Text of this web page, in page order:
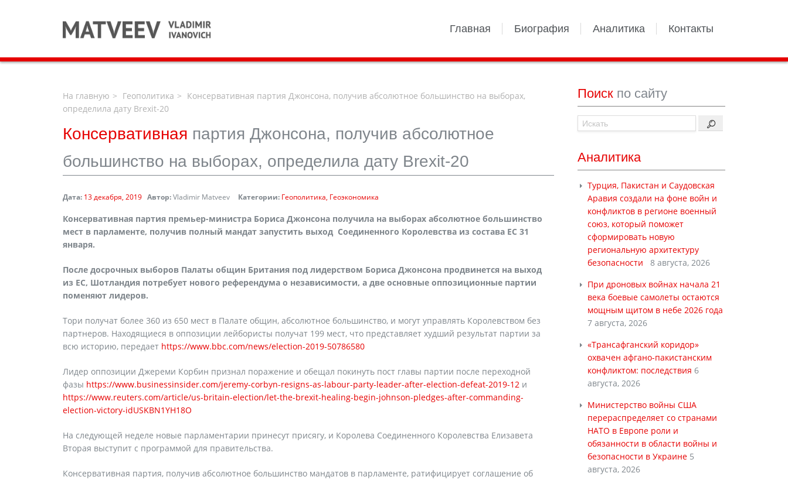
Главная Биография Аналитика Контакты
На главную Геополитика
Консервативная партия Джонсона, получив абсолютное большинство на выборах,
определила дату Brexit-20
Консервативная партия Джонсона, получив абсолютное
большинство на выборах, определила дату Brexit-20
Дата: 13 декабря, 2019 Автор:Vladimir Matveev Категории: Геополитика Геоэкономика
Консервативная партия премьер-министра Бориса Джонсона получила на выборах абсолютное большинство
мест в парламенте, получив полный мандат запустить выход Соединенного Королевства из состава ЕС 31
января.
После досрочных выборов Палаты общин Британия под лидерством Бориса Джонсона продвинется на выход
из ЕС, Шотландия потребует нового референдума о независимости, а две основные оппозиционные партии
поменяют лидеров.
Тори получат более 360 из 650 мест в Палате общин, абсолютное большинство, и могут управлять Королевством без
партнеров. Находящиеся в оппозиции лейбористы получат 199 мест, что представляет худший результат партии за
всю историю, передает https://www.bbc.com/news/election-2019-50786580
Лидер оппозиции Джереми Корбин признал поражение и обещал покинуть пост главы партии после переходной
фазы https://www.businessinsider.com/jeremy-corbyn-resigns-as-labour-party-leader-after-election-defeat-2019-12 и
https://www.reuters.com/article/us-britain-election/let-the-brexit-healing-begin-johnson-pledges-after-commanding-
election-victory-idUSKBN1YH18O
На следующей неделе новые парламентарии принесут присягу, и Королева Соединенного Королевства Елизавета
Вторая выступит с программой для правительства.
Консервативная партия, получив абсолютное большинство мандатов в парламенте, ратифицирует соглашение об
Поиск по сайту
Аналитика
Турция, Пакистан и Саудовская
Аравия создали на фоне войн и
конфликтов в регионе военный
союз, который поможет
сформировать новую
региональную архитектуру
безопасности
8 августа, 2026
При дроновых войнах начала 21
века боевые самолеты остаются
мощным щитом в небе 2026 года
7 августа, 2026
«Трансафганский коридор»
охвачен афгано-пакистанским
конфликтом: последствия 6
августа, 2026
Министерство войны США
перераспределяет со странами
НАТО в Европе роли и
обязанности в области войны и
безопасности в Украине 5
августа, 2026